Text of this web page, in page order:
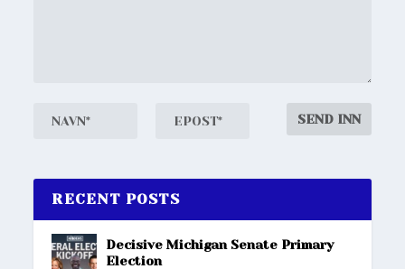
RECENT POSTS
Decisive Michigan Senate Primary
Election